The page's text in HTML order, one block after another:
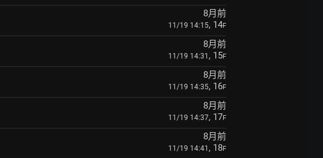
8月前
11/19 14:15, 14F
8月前
11/19 14:31 , 15F
8月前
11/19 14:35, 16F
8月前
11/19 14:37, 17F
8月前
11/19 14:41 , 18F